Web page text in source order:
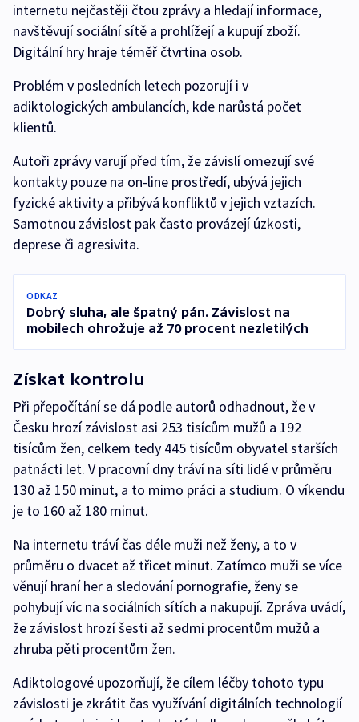
internetu nejčastěji čtou zprávy a hledají informace,
navštěvují sociální sítě a prohlížejí a kupují zboží.
Digitální hry hraje téměř čtvrtina osob.
Problém v posledních letech pozorují i v
adiktologických ambulancích, kde narůstá počet
klientů.
Autoři zprávy varují před tím, že závislí omezují své
kontakty pouze na on-line prostředí, ubývá jejich
fyzické aktivity a přibývá konfliktů v jejich vztazích.
Samotnou závislost pak často provázejí úzkosti,
deprese či agresivita.
ODKAZ
Dobrý sluha, ale špatný pán. Závislost na
mobilech ohrožuje až 70 procent nezletilých
Získat kontrolu
Při přepočítání se dá podle autorů odhadnout, že v
Česku hrozí závislost asi 253 tisícům mužů a 192
tisícům žen, celkem tedy 445 tisícům obyvatel starších
patnácti let. V pracovní dny tráví na síti lidé v průměru
130 až 150 minut, a to mimo práci a studium. O víkendu
je to 160 až 180 minut.
Na internetu tráví čas déle muži než ženy, a to v
průměru o dvacet až třicet minut. Zatímco muži se více
věnují hraní her a sledování pornografie, ženy se
pohybují víc na sociálních sítích a nakupují. Zpráva uvádí,
že závislost hrozí šesti až sedmi procentům mužů a
zhruba pěti procentům žen.
Adiktologové upozorňují, že cílem léčby tohoto typu
závislosti je zkrátit čas využívání digitálních technologií